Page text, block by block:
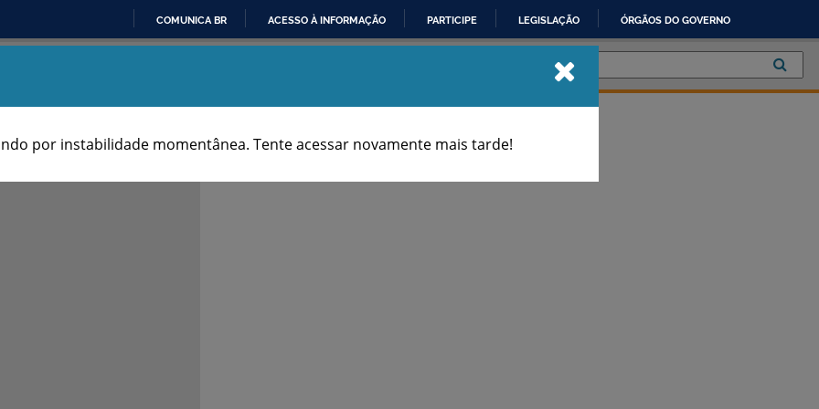
IR
CONTEÚDO
COMUNICA BR ACESSO À INFORMAÇÃO PARTICIPE LEGISLAÇÃO ÓRGÃOS DO GOVERNO
por instabilidade momentânea. Tente acessar novamente mais tarde!